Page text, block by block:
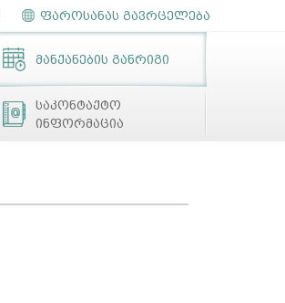
ფაროსანას გავრცელება
მანქანების განრიგი
საკონტაქტო
ინფორმაცია